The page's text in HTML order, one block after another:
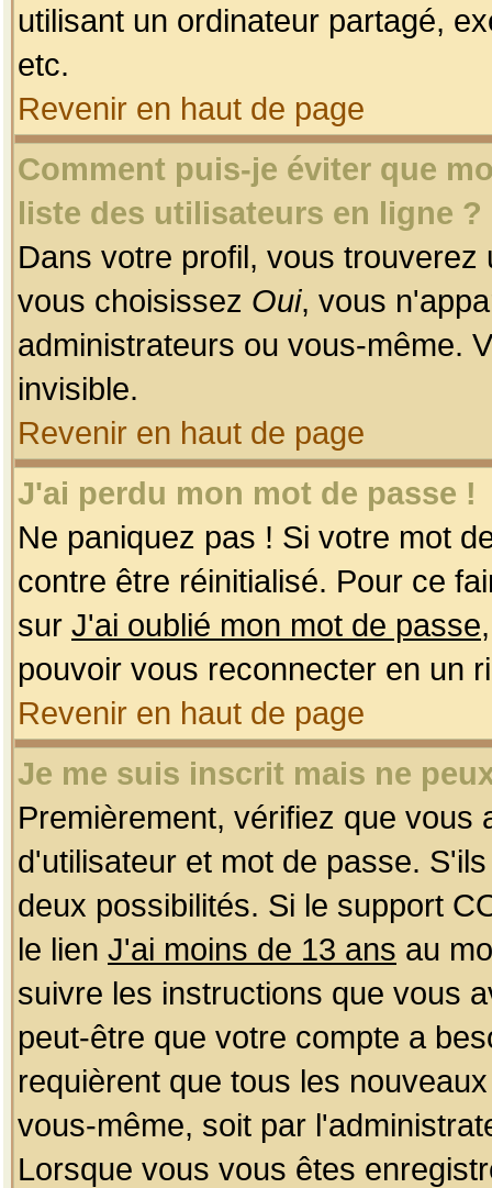
utilisant un ordinateur partagé,
etc.
Revenir en haut de page
Comment puis-je éviter que
liste des utilisateurs en ligne ?
Dans votre profil, vous
vous choisissez Oui, vous
administrateurs ou vous-même.
invisible.
Revenir en haut de page
J'ai perdu mon mot de passe !
Ne paniquez pas ! Si votre mot
contre être réinitialisé. Pour ce
sur J'ai oublié mon mot de passe
pouvoir vous reconnecter en un
Revenir en haut de page
Je me suis inscrit mais ne
Premièrement, vérifiez que
d'utilisateur et mot de passe.
deux possibilités. Si le support
le lien J'ai moins de 13 ans au
suivre les instructions que vous
peut-être que votre compte a
requièrent que tous les
vous-même, soit par
Lorsque vous vous êtes